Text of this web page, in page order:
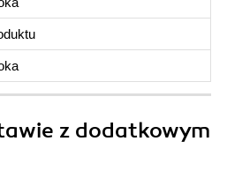
z dodatkowym